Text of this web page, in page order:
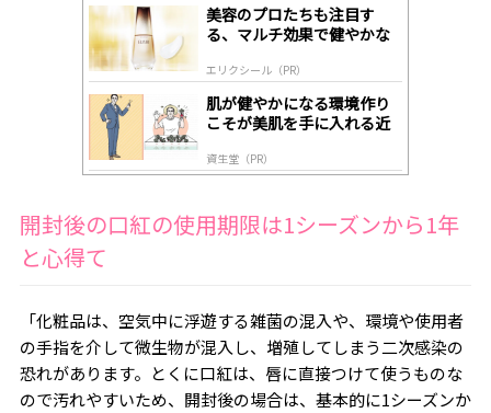
美容のプロたちも注目す
る、マルチ効果で健やかな
エリクシール（PR）
肌が健やかになる環境作り
こそが美肌を手に入れる近
資生堂（PR）
開封後の口紅の使用期限は1シーズンから1年
と心得て
「化粧品は、空気中に浮遊する雑菌の混入や、環境や使用者
の手指を介して微生物が混入し、増殖してしまう二次感染の
恐れがあります。とくに口紅は、唇に直接つけて使うものな
ので汚れやすいため、開封後の場合は、基本的に1シーズンか